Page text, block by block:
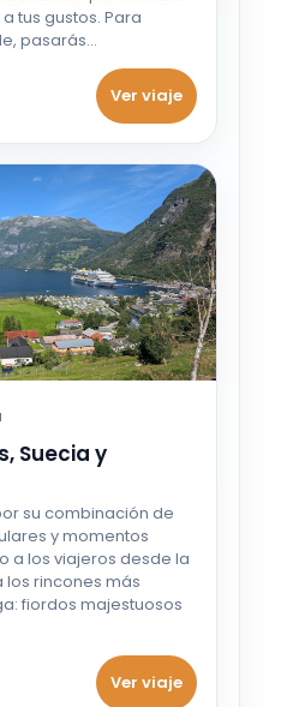
tus gustos. Para
pasarás…
Ver viaje
Suecia y
su combinación de
y momentos
a los viajeros desde la
los rincones más
fiordos majestuosos
Ver viaje